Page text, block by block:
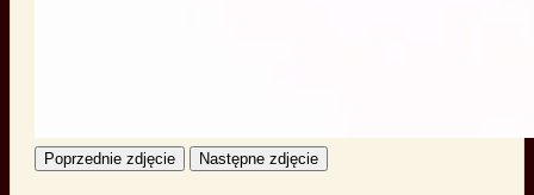
Poprzednie zdjęcie Następne zdjęcie